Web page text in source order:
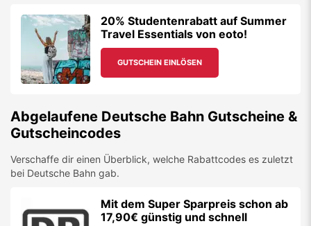
20% Studentenrabatt auf Summer
Travel Essentials von eoto!
GUTSCHEIN EINLÖSEN
Abgelaufene Deutsche Bahn Gutscheine &
Gutscheincodes
Verschaffe dir einen Überblick, welche Rabattcodes es zuletzt
bei Deutsche Bahn gab.
Mit dem Super Sparpreis schon ab
17,90€ günstig und schnell